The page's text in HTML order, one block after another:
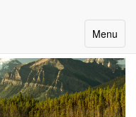
Toggle
Menu